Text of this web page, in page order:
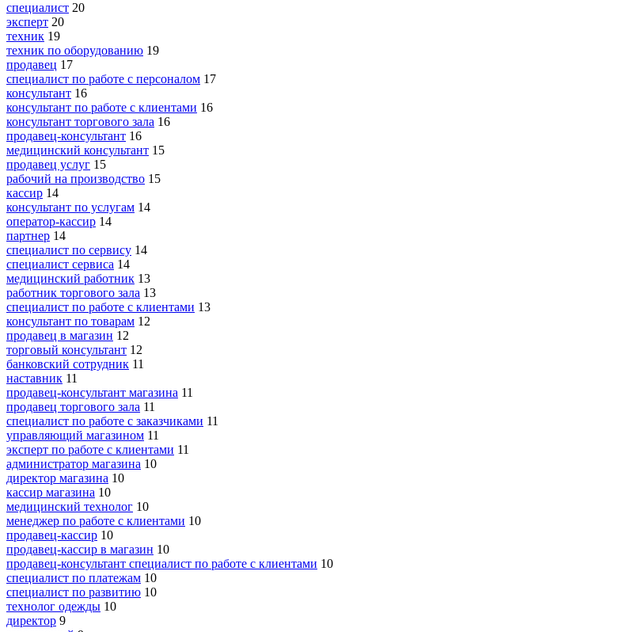
специалист 20
эксперт 20
техник 19
техник по оборудованию 19
продавец 17
специалист по работе с персоналом 17
консультант 16
консультант по работе с клиентами 16
консультант торгового зала 16
продавец-консультант 16
медицинский консультант 15
продавец услуг 15
рабочий на производство 15
кассир 14
консультант по услугам 14
оператор-кассир 14
партнер 14
специалист по сервису 14
специалист сервиса 14
медицинский работник 13
работник торгового зала 13
специалист по работе с клиентами 13
консультант по товарам 12
продавец в магазин 12
торговый консультант 12
банковский сотрудник 11
наставник 11
продавец-консультант магазина 11
продавец торгового зала 11
специалист по работе с заказчиками 11
управляющий магазином 11
эксперт по работе с клиентами 11
администратор магазина 10
директор магазина 10
кассир магазина 10
медицинский технолог 10
менеджер по работе с клиентами 10
продавец-кассир 10
продавец-кассир в магазин 10
продавец-консультант специалист по работе с клиентами 10
специалист по платежам 10
специалист по развитию 10
технолог одежды 10
директор 9